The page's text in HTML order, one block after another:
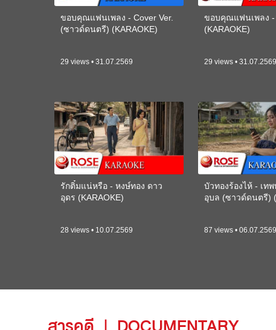
ขอบคุณแฟนเพลง - Cover Ver.
(ซาวด์ดนตรี) (KARAOKE)
29 views • 31.07.2569
ขอบคุณแฟนเพลง -
(KARAOKE)
29 views • 31.07.2569
รักติ๋มแน่หรือ - หงษ์ทอง ดาว
อุดร (KARAOKE)
28 views • 10.07.2569
บัวทองร้องไห้ - เท
อุบล (ซาวด์ดนตรี)
87 views • 06.07.2569